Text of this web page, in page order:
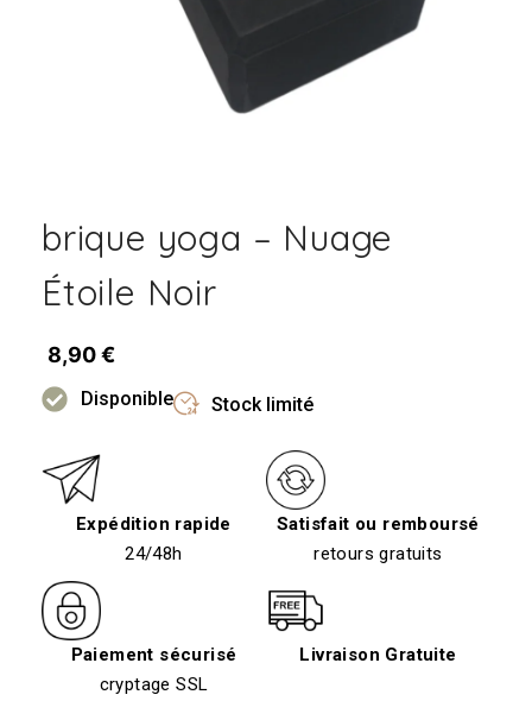
brique yoga – Nuage
Étoile Noir
8,90€
Disponible Stock limité
Expédition rapide
24/48h
Satisfait ou remboursé
retours gratuits
Paiement sécurisé
cryptage SSL
Livraison Gratuite